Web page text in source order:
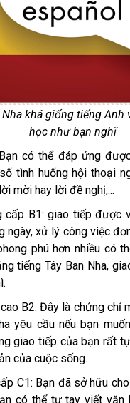
Nha khá giống tiếng Anh
học như bạn nghĩ
có thể đáp ứng
tình huống hội thoại
mời hay lời đề nghị,...
cấp B1: giao tiếp được
ngày, xử lý công việc
phú hơn nhiều có
tiếng Tây Ban Nha,
B2: Đây là chứng chỉ
yêu cầu nếu bạn
giao tiếp của bạn rất
của cuộc sống.
C1: Bạn đã sở hữu
có thể tự tay viết văn